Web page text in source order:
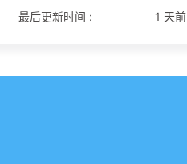
最后更新时间 :
1 天前